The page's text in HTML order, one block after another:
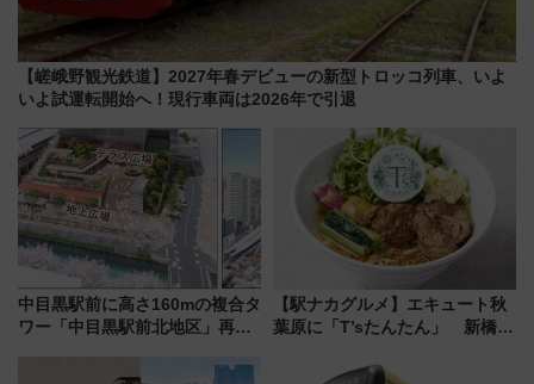
【嵯峨野観光鉄道】2027年春デビューの新型トロッコ列車、いよ
いよ試運転開始へ！現行車両は2026年で引退
中目黒駅前に高さ160mの複合タ
ワー「中目黒駅前北地区」再開
【駅ナカグルメ】エキュート秋
葉原に「T’sたんたん」 新橋に
饅」、オムライス専門店「肉と